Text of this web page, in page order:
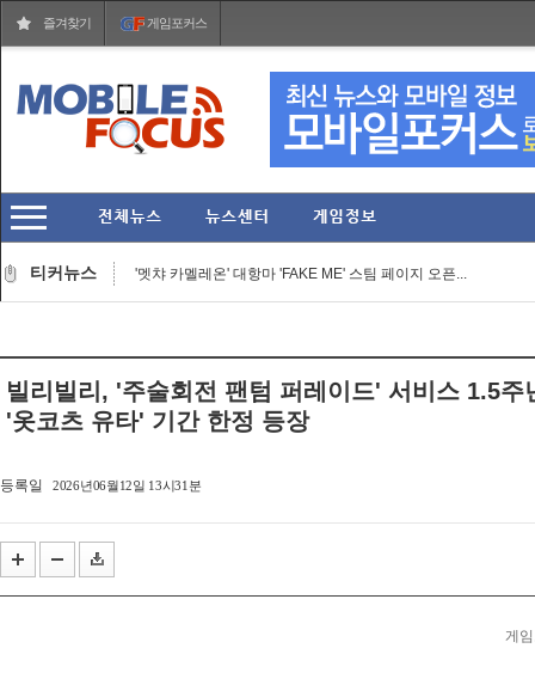
즐겨찾기 게임포커스
티커뉴스
작곡 보조에서 블리자드 음악의 기둥으로... 아담 버...
'멧챠 카멜레온' 대항마 'FAKE ME' 스팀 페이지 오픈...
웹젠 2026년 상반기 누적 매출 773억 원 기록... 2분...
그라비티, '라그나로크 제로' 2026 여름 시즌 프로모...
코리아보드게임즈, '퍼스트 시그널' 등 신작 보드게임...
빌리빌리, '주술회전 팬텀 퍼레이드' 서비스 1.5
'옷코츠 유타' 기간 한정 등장
등록일 2026년06월12일 13시31분
게